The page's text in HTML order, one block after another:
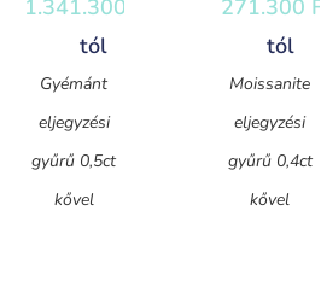
1.341.300
tól
Gyémánt
eljegyzési
gyűrű 0,5ct
kővel
271.300 Ft
tól
Moissanite
eljegyzési
gyűrű 0,4ct
kővel